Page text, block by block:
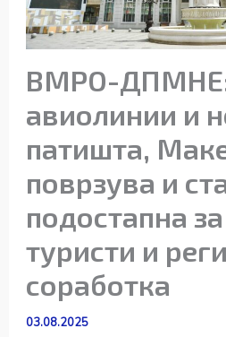
ВМРО-
авиолинии и
патишта,
поврзува и
подостапна
туристи и
соработка
03.08.2025